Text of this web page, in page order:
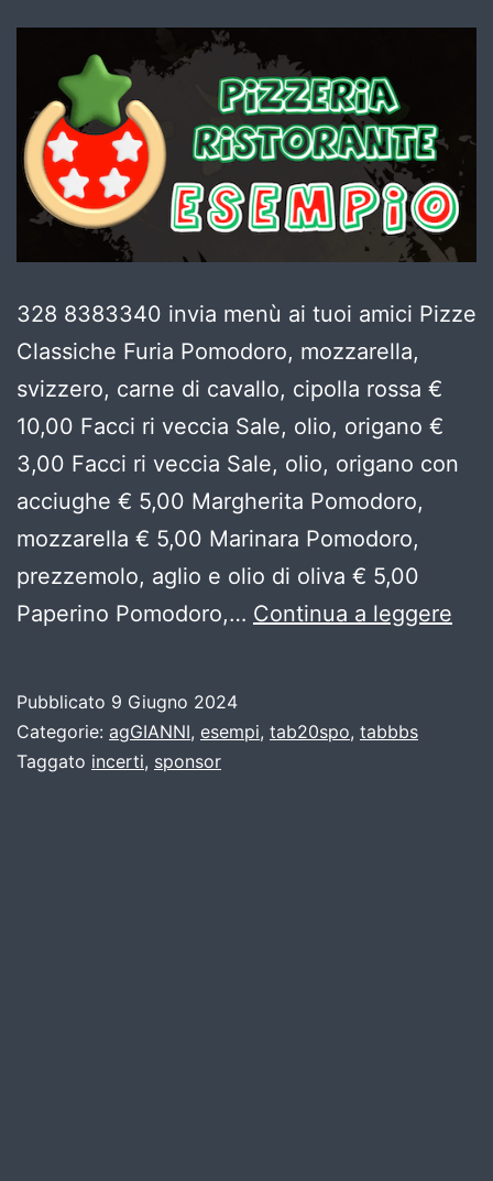
328 8383340 invia menù ai tuoi amici Pizze
Classiche Furia Pomodoro, mozzarella,
svizzero, carne di cavallo, cipolla rossa €
10,00 Facci ri veccia Sale, olio, origano €
3,00 Facci ri veccia Sale, olio, origano con
acciughe € 5,00 Margherita Pomodoro,
mozzarella € 5,00 Marinara Pomodoro,
prezzemolo, aglio e olio di oliva € 5,00
Paperino Pomodoro,… Continua a leggere
Pubblicato 9 Giugno 2024
Categorie: agGIANNI, esempi, tab20spo, tabbbs
Taggato incerti, sponsor